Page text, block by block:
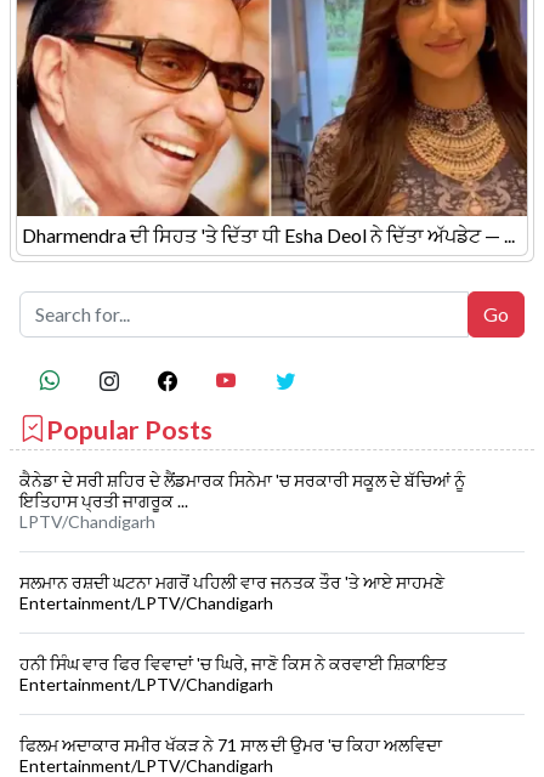
Dharmendra ਦੀ ਸਿਹਤ 'ਤੇ ਦਿੱਤਾ ਧੀ Esha Deol ਨੇ ਦਿੱਤਾ ਅੱਪਡੇਟ — ...
Popular Posts
ਕੈਨੇਡਾ ਦੇ ਸਰੀ ਸ਼ਹਿਰ ਦੇ ਲੈਂਡਮਾਰਕ ਸਿਨੇਮਾ 'ਚ ਸਰਕਾਰੀ ਸਕੂਲ ਦੇ ਬੱਚਿਆਂ ਨੂੰ
ਇਤਿਹਾਸ ਪ੍ਰਤੀ ਜਾਗਰੂਕ ...
LPTV/Chandigarh
ਸਲਮਾਨ ਰਸ਼ਦੀ ਘਟਨਾ ਮਗਰੋਂ ਪਹਿਲੀ ਵਾਰ ਜਨਤਕ ਤੌਰ 'ਤੇ ਆਏ ਸਾਹਮਣੇ
Entertainment/LPTV/Chandigarh
ਹਨੀ ਸਿੰਘ ਵਾਰ ਫਿਰ ਵਿਵਾਦਾਂ 'ਚ ਘਿਰੇ, ਜਾਣੋ ਕਿਸ ਨੇ ਕਰਵਾਈ ਸ਼ਿਕਾਇਤ
Entertainment/LPTV/Chandigarh
ਫਿਲਮ ਅਦਾਕਾਰ ਸਮੀਰ ਖੱਕੜ ਨੇ 71 ਸਾਲ ਦੀ ਉਮਰ 'ਚ ਕਿਹਾ ਅਲਵਿਦਾ
Entertainment/LPTV/Chandigarh